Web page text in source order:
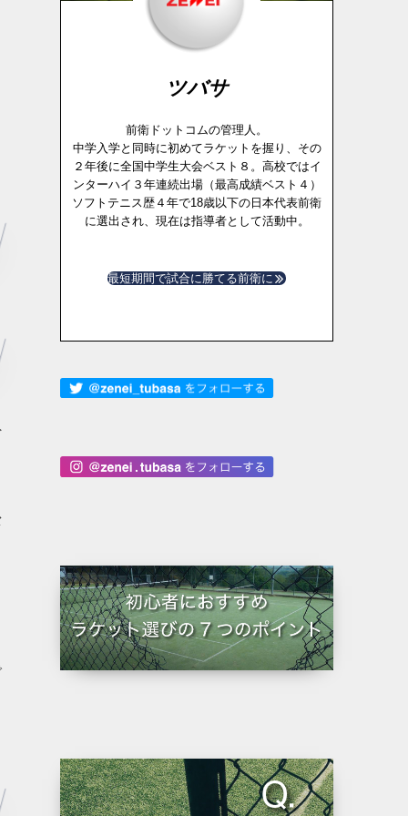
ツバサ
前衛ドットコムの管理人。
中学入学と同時に初めてラケットを握り、その
２年後に全国中学生大会ベスト８。高校ではイ
ンターハイ３年連続出場（最高成績ベスト４）
ソフトテニス歴４年で18歳以下の日本代表前衛
に選出され、現在は指導者として活動中。
最短期間で試合に勝てる前衛に